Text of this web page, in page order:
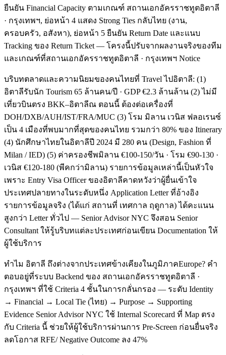
ยืนยัน Financial Capacity ตามเกณฑ์ สถานเอกอัครราชทูตอิตาลี
· กรุงเทพฯ, ย่อหน้า 4 แสดง Strong Ties กลับไทย (งาน,
ครอบครัว, อสังหา), ย่อหน้า 5 ยืนยัน Return Date และแนบ
Tracking ของ Return Ticket — โครงนี้ปรับจากผลงานจริงของทีม
และเกณฑ์ที่สถานเอกอัครราชทูตอิตาลี · กรุงเทพฯ Notice
บริบทตลาดและความนิยมของคนไทยที่ Travel ไปอิตาลี: (1)
อิตาลีรับนัก Tourism 65 ล้านคน/ปี · GDP €2.3 ล้านล้าน (2) ไม่มี
เที่ยวบินตรง BKK–อิตาลีณ ตอนนี้ ต้องต่อเครื่องที่
DOH/DXB/AUH/IST/FRA/MUC (3) โรม มิลาน เวนิส ฟลอเรนซ์
เป็น 4 เมืองที่พบมากที่สุดของคนไทย รวมกว่า 80% ของ Itinerary
(4) นักศึกษาไทยในอิตาลีปี 2024 มี 280 คน (Design, Fashion ที่
Milan / IED) (5) ค่าครองชีพมิลาน €100-150/วัน · โรม €90-130 ·
เวนิส €120-180 (พีคกว่ามิลาน) รายการข้อมูลเหล่านี้เป็นหัวใจ
เพราะ Entry Visa Officer ของอิตาลีคาดหวังว่าผู้ยื่นเข้าใจ
ประเทศปลายทางในระดับหนึ่ง Application Letter ที่อ้างอิง
รายการข้อมูลจริง (ได้แก่ สถานที่ เทศกาล ฤดูกาล) ได้คะแนน
สูงกว่า Letter ทั่วไป — Senior Advisor NYC จึงสอน Senior
Consultant ให้รู้บริบทแต่ละประเทศก่อนเขียน Documentation ให้
ผู้ใช้บริการ
ทำไม อิตาลี ถึงต่างจากประเทศข้างเคียงในภูมิภาคEurope? คำ
ตอบอยู่ที่ระบบ Backend ของ สถานเอกอัครราชทูตอิตาลี ·
กรุงเทพฯ ที่ใช้ Criteria 4 ชั้นในการกลั่นกรอง — ระดับ Identity
→ Financial → Local Tie (ไทย) → Purpose → Supporting
Evidence Senior Advisor NYC ใช้ Internal Scorecard ที่ Map ตรง
กับ Criteria นี้ ช่วยให้ผู้ใช้บริการผ่านการ Pre-Screen ก่อนยื่นจริง
ลดโอกาส RFE/ Negative Outcome ลง 47%